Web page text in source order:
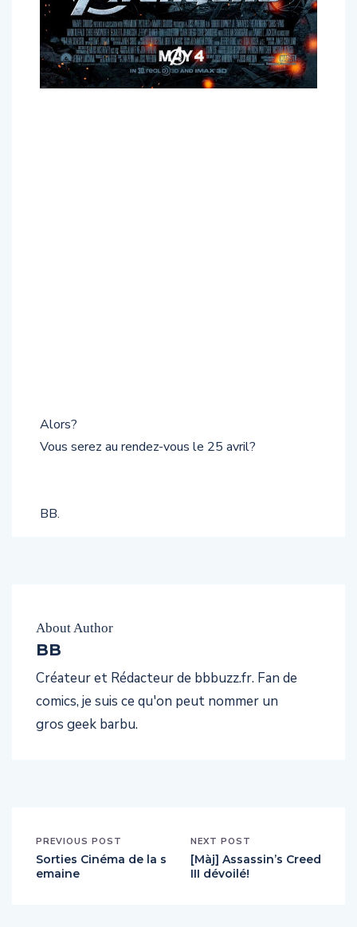
Alors?
Vous serez au rendez-vous le 25 avril?
BB.
About Author
BB
Créateur et Rédacteur de bbbuzz.fr. Fan de
comics, je suis ce qu'on peut nommer un
gros geek barbu.
PREVIOUS POST
Sorties Cinéma de la s
emaine
NEXT POST
[Màj] Assassin’s Creed
III dévoilé!